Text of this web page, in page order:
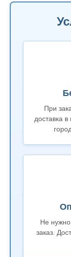
При
доставка
Не
заказ.